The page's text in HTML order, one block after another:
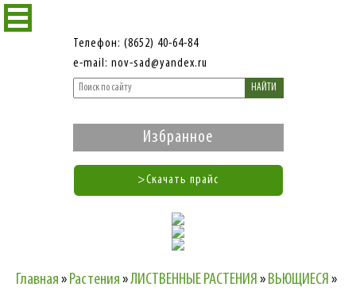
Телефон: (8652) 40-64-84
e-mail: nov-sad@yandex.ru
НАЙТИ
Избранное
>Скачать прайс
Главная» Растения»ЛИСТВЕННЫЕ РАСТЕНИЯ » ВЬЮЩИЕСЯ »